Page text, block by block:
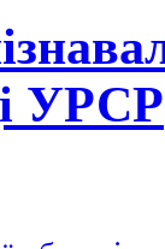
УРСР